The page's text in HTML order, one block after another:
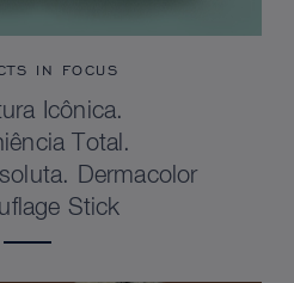
IN FOCUS
Icônica.
Total.
Dermacolor
Stick